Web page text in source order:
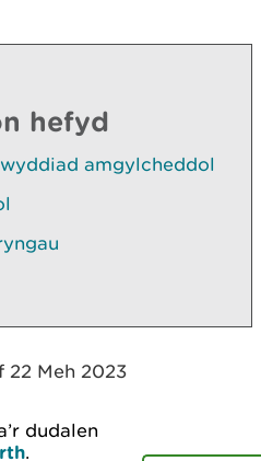
hefyd
amgylcheddol
Meh 2023
dudalen
.